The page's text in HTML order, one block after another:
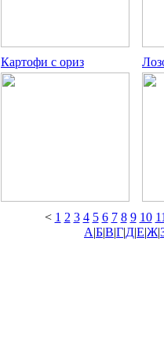
Картофи с ориз
< 1 2 3 4 5 6 7 8 9 10
А|Б|В|Г|Д|Е|Ж|